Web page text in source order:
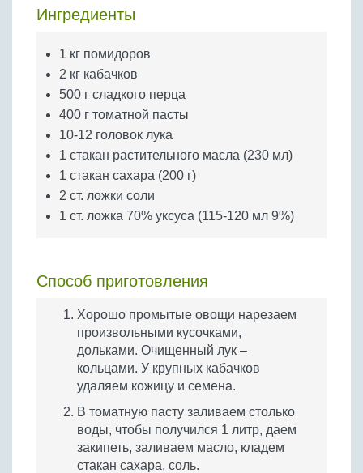
Крупы
Ингредиенты
1 кг помидоров
2 кг кабачков
500 г сладкого перца
400 г томатной пасты
10-12 головок лука
1 стакан растительного масла (230 мл)
1 стакан сахара (200 г)
2 ст. ложки соли
1 ст. ложка 70% уксуса (115-120 мл 9%)
Способ приготовления
Хорошо промытые овощи нарезаем
произвольными кусочками,
дольками. Очищенный лук –
кольцами. У крупных кабачков
удаляем кожицу и семена.
В томатную пасту заливаем столько
воды, чтобы получился 1 литр, даем
закипеть, заливаем масло, кладем
стакан сахара, соль.